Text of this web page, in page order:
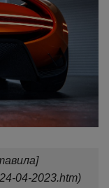
04-2023.htm)